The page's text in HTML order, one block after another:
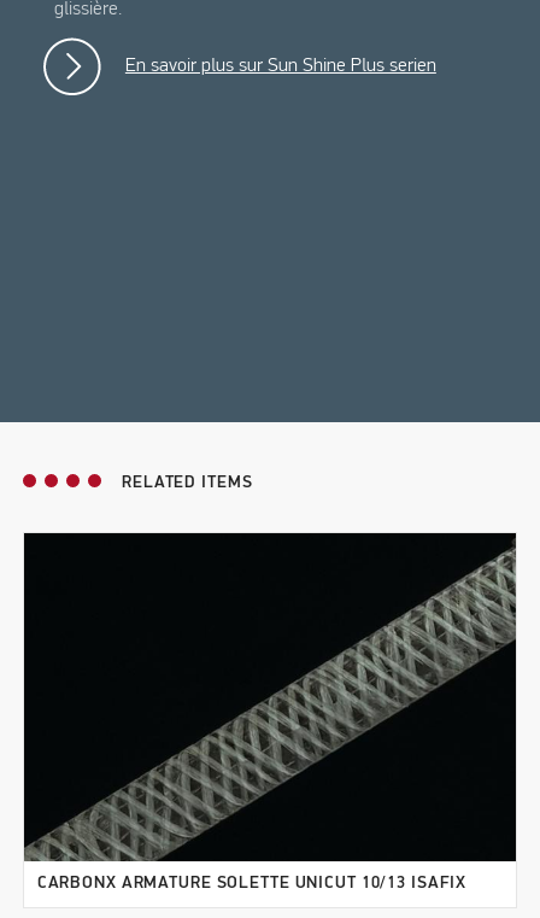
glissière.
En savoir plus sur Sun Shine Plus serien
RELATED ITEMS
CARBONX ARMATURE SOLETTE UNICUT 10/13 ISAFIX